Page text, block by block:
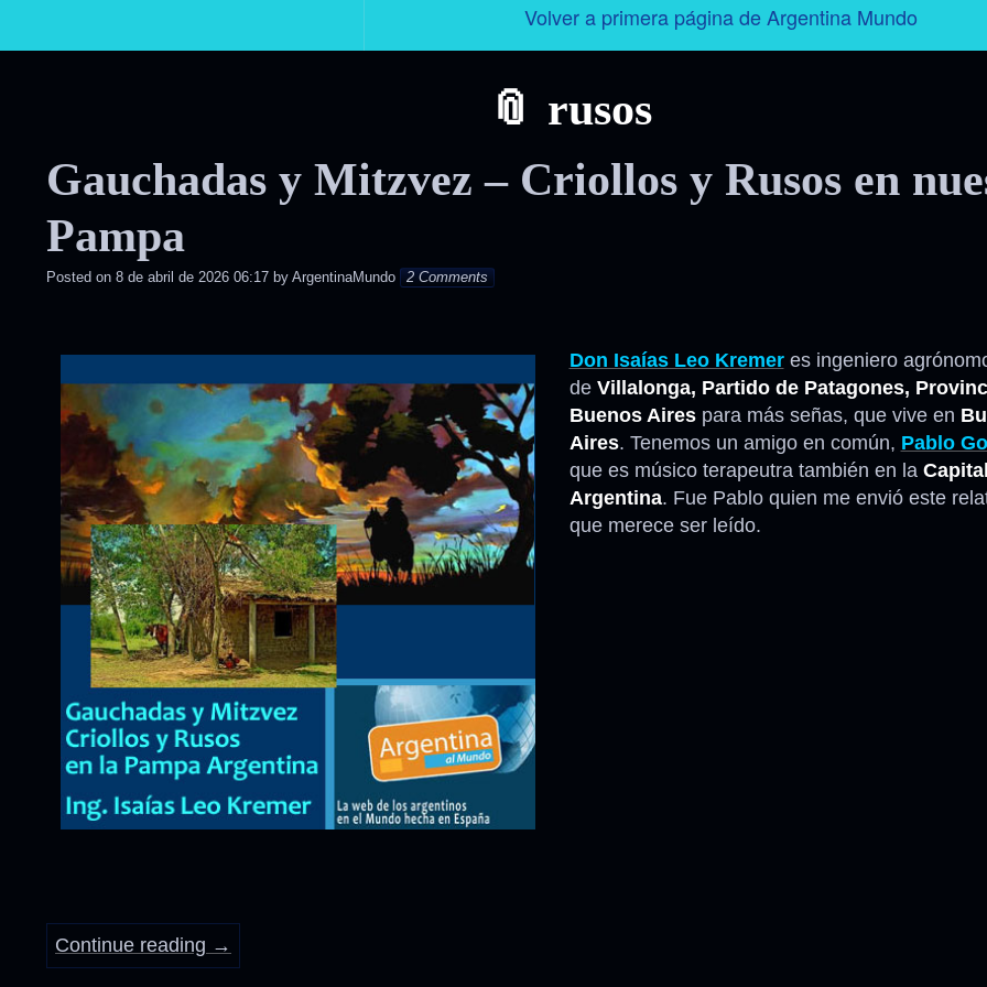
Volver a primera página de Argentina Mundo
Tango
Deporte
Radio – Televisión – Cine
Turismo
rusos
Gauchadas y Mitzvez – Criollos y Rusos en
Pampa
Posted on 8 de abril de 2026 06:17 by ArgentinaMundo 2 Comments
Don Isaías Leo Kremeres ingeniero
deVillalonga, Partido de Patagones,
Buenos Airespara más señas, que vive en
Aires. Tenemos un amigo en común, Pablo
que es músico terapeutra también en la
Argentina. Fue Pablo quien me envió este
que merece ser leído.
Continue reading →